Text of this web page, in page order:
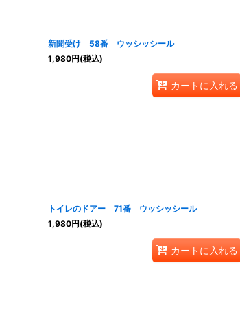
新聞受け 58番 ウッシッシール
1,980円(税込)
カートに入れる
トイレのドアー 71番 ウッシッシール
1,980円(税込)
カートに入れる